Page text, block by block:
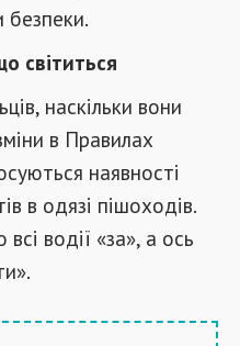
безпеки.
світиться
наскільки вони
в Правилах
наявності
в одязі пішоходів.
водії «за», а ось